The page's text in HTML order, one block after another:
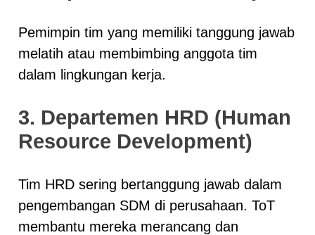
Pemimpin tim yang memiliki tanggung jawab
melatih atau membimbing anggota tim
dalam lingkungan kerja.
3. Departemen HRD (Human
Resource Development)
Tim HRD sering bertanggung jawab dalam
pengembangan SDM di perusahaan. ToT
membantu mereka merancang dan